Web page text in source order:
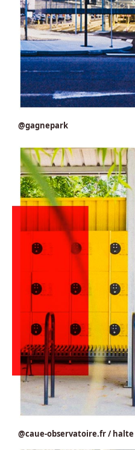
@gagnepark
@caue-observatoire.fr / halte